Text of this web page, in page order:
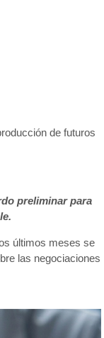
de futuros
preliminar para
últimos meses se
las negociaciones